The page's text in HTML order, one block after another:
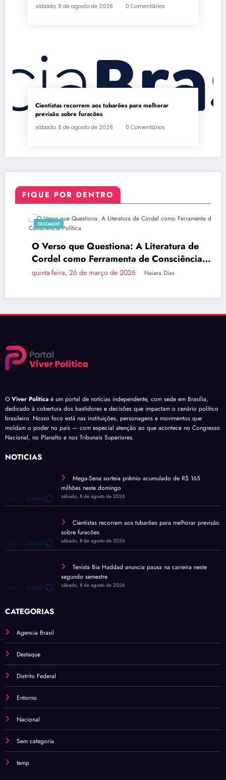
sábado, 8 de agosto de 2026 0 Comentários
Cientistas recorrem aos tubarões para melhorar
previsão sobre furacões
sábado, 8 de agosto de 2026 0 Comentários
FIQUE POR DENTRO
DESTAQUE
O Verso que Questiona: A Literatura de
Cordel como Ferramenta de Consciência
Política
quinta-feira, 26 de março de 2026 Naiara Dias
O Viver Política é um portal de notícias independente, com sede em Brasília,
dedicado à cobertura dos bastidores e decisões que impactam o cenário político
brasileiro. Nosso foco está nas instituições, personagens e movimentos que
moldam o poder no país — com especial atenção ao que acontece no Congresso
Nacional, no Planalto e nos Tribunais Superiores.
NOTÍCIAS
Mega-Sena sorteia prêmio acumulado de R$ 165
milhões neste domingo
sábado, 8 de agosto de 2026
Cientistas recorrem aos tubarões para melhorar previsão
sobre furacões
sábado, 8 de agosto de 2026
Tenista Bia Haddad anuncia pausa na carreira neste
segundo semestre
sábado, 8 de agosto de 2026
CATEGORIAS
Agencia Brasil
Destaque
Distrito Federal
Entorno
Nacional
Sem categoria
temp